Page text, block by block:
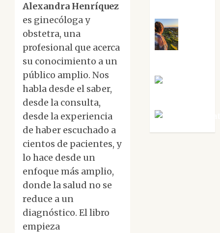
Alexandra Henríquez
es ginecóloga y
obstetra, una
profesional que acerca
su conocimiento a un
público amplio. Nos
habla desde el saber,
desde la consulta,
desde la experiencia
de haber escuchado a
cientos de pacientes, y
lo hace desde un
enfoque más amplio,
donde la salud no se
reduce a un
diagnóstico. El libro
empieza